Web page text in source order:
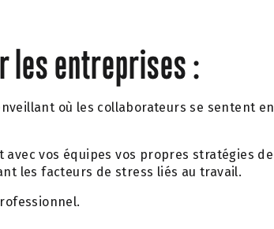
les entreprises :
où les collaborateurs se sentent en
avec vos équipes vos propres stratégies de
les facteurs de stress liés au travail.